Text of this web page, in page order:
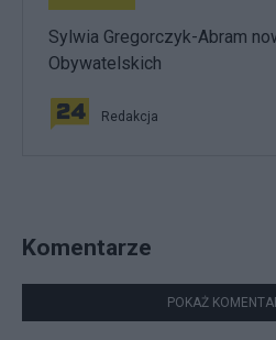
Sylwia Gregorczyk-Abram
Obywatelskich
Redakcja
Komentarze
POKAŻ